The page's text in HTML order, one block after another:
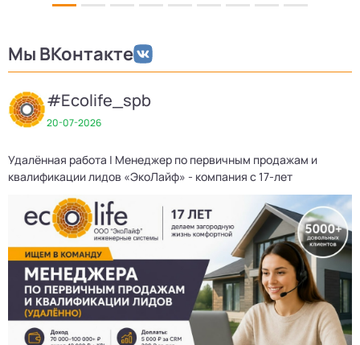
Мы ВКонтакте
#Ecolife_spb
20-07-2026
Удалённая работа | Менеджер по первичным продажам и
квалификации лидов «ЭкоЛайф» - компания с 17-лет